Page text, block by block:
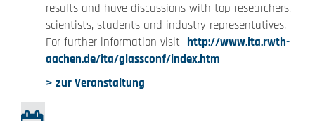
results and have discussions with top researchers,
scientists, students and industry representatives.
For further information visit http://www.ita.rwth-
aachen.de/ita/glassconf/index.htm
> zur Veranstaltung